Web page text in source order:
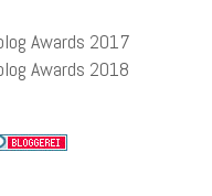
Awards 2017
Awards 2018